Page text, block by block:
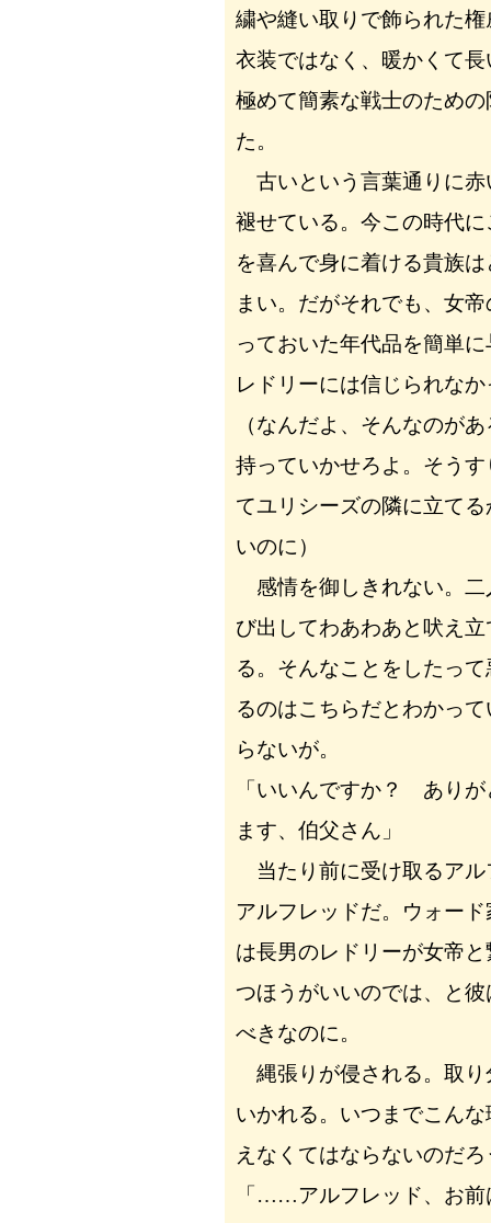
繍や縫い取りで飾られた
衣装ではなく、暖かくて
極めて簡素な戦士のため
た。
古いという言葉通りに赤
褪せている。今この時代
を喜んで身に着ける貴族
まい。だがそれでも、女
っておいた年代品を簡単
レドリーには信じられな
（なんだよ、そんなのが
持っていかせろよ。そう
てユリシーズの隣に立て
いのに）
感情を御しきれない。二
び出してわあわあと吠え
る。そんなことをしたっ
るのはこちらだとわかっ
らないが。
「いいんですか？ ありが
ます、伯父さん」
当たり前に受け取るアル
アルフレッドだ。ウォー
は長男のレドリーが女帝
つほうがいいのでは、と
べきなのに。
縄張りが侵される。取り
いかれる。いつまでこん
えなくてはならないのだろ
「……アルフレッド、お前